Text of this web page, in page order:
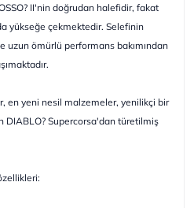
II'nin doğrudan halefidir, fakat
yükseğe çekmektedir. Selefinin
uzun ömürlü performans bakımından
en yeni nesil malzemeler, yenilikçi bir
DIABLO? Supercorsa'dan türetilmiş